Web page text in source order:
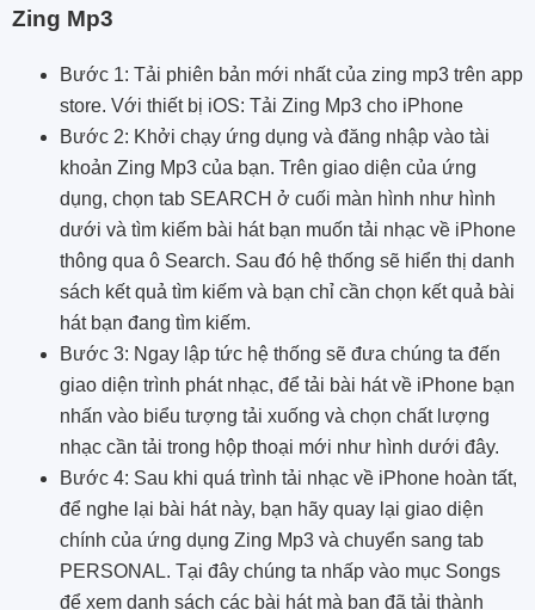
Zing Mp3
Bước 1: Tải phiên bản mới nhất của zing mp3 trên app
store. Với thiết bị iOS: Tải Zing Mp3 cho iPhone
Bước 2: Khởi chạy ứng dụng và đăng nhập vào tài
khoản Zing Mp3 của bạn. Trên giao diện của ứng
dụng, chọn tab SEARCH ở cuối màn hình như hình
dưới và tìm kiếm bài hát bạn muốn tải nhạc về iPhone
thông qua ô Search. Sau đó hệ thống sẽ hiển thị danh
sách kết quả tìm kiếm và bạn chỉ cần chọn kết quả bài
hát bạn đang tìm kiếm.
Bước 3: Ngay lập tức hệ thống sẽ đưa chúng ta đến
giao diện trình phát nhạc, để tải bài hát về iPhone bạn
nhấn vào biểu tượng tải xuống và chọn chất lượng
nhạc cần tải trong hộp thoại mới như hình dưới đây.
Bước 4: Sau khi quá trình tải nhạc về iPhone hoàn tất,
để nghe lại bài hát này, bạn hãy quay lại giao diện
chính của ứng dụng Zing Mp3 và chuyển sang tab
PERSONAL. Tại đây chúng ta nhấp vào mục Songs
để xem danh sách các bài hát mà bạn đã tải thành